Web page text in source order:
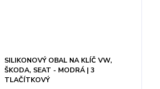
SILIKONOVÝ OBAL NA KLÍČ VW,
ŠKODA, SEAT - MODRÁ | 3
TLAČÍTKOVÝ